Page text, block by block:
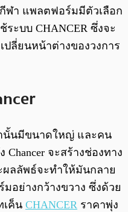
ฬา แพลตฟอร์มมีตัวเลือก
ะบบ CHANCER ซึ่งจะ
ปลี่ยนหน้าต่างของวงการ
นั้นมีขนาดใหญ่ และคน
จะสร้างช่องทาง
ลลัพธ์จะทำให้มันกลาย
อย่างกว้างขวาง ซึ่งด้วย
เค็น CHANCER ราคาพุ่ง